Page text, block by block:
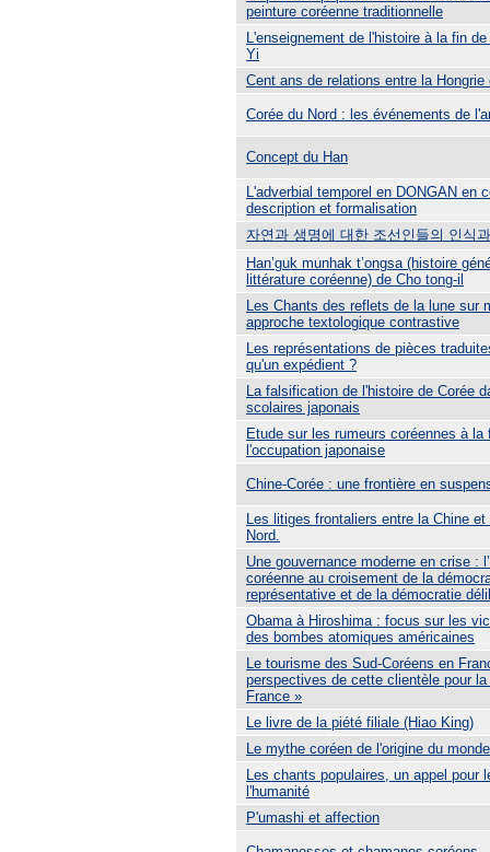
peinture coréenne traditionnelle
L'enseignement de l'histoire à la fin
Yi
Cent ans de relations entre la Hongrie
Corée du Nord : les événements de
Concept du Han
L'adverbial temporel en DONGAN en
description et formalisation
자연과 생명에 대한 조선인들의 인식
Han’guk munhak t’ongsa (histoire
littérature coréenne) de Cho tong-il
Les Chants des reflets de la lune sur
approche textologique contrastive
Les représentations de pièces
qu'un expédient ?
La falsification de l'histoire de Corée
scolaires japonais
Etude sur les rumeurs coréennes à la
l'occupation japonaise
Chine-Corée : une frontière en
Les litiges frontaliers entre la Chine
Nord.
Une gouvernance moderne en crise :
coréenne au croisement de la
représentative et de la démocratie
Obama à Hiroshima : focus sur les
des bombes atomiques américaines
Le tourisme des Sud-Coréens en
perspectives de cette clientèle pour
France »
Le livre de la piété filiale (Hiao King)
Le mythe coréen de l'origine du monde
Les chants populaires, un appel pour
l'humanité
P'umashi et affection